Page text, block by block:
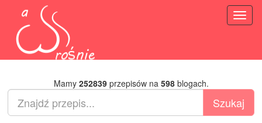
Mamy 252839przepisów na 598blogach.